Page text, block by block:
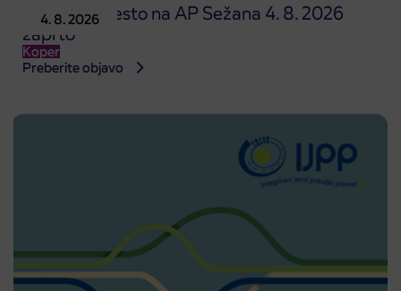
4. 8. 2026
Prodajno mesto na AP Sežana 4. 8. 2026
zaprto
Koper
Preberite objavo